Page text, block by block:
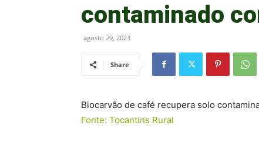
contaminado
agosto 29, 2023
Share
Biocarvão de café recupera solo
Fonte: Tocantins Rural